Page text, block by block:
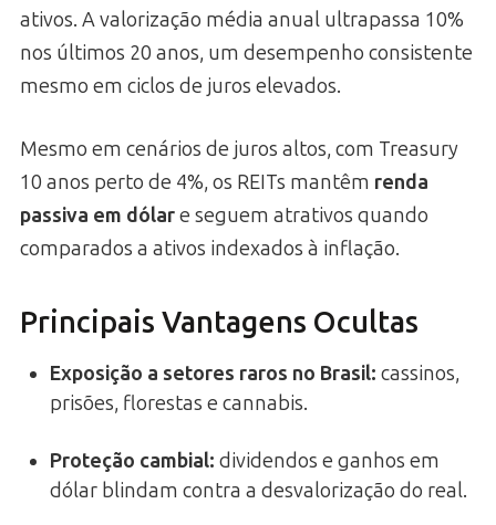
ativos. A valorização média anual ultrapassa 10%
nos últimos 20 anos, um desempenho consistente
mesmo em ciclos de juros elevados.
Mesmo em cenários de juros altos, com Treasury
10 anos perto de 4%, os REITs mantêm renda
passiva em dólare seguem atrativos quando
comparados a ativos indexados à inflação.
Principais Vantagens Ocultas
Exposição a setores raros no Brasil: cassinos,
prisões, florestas e cannabis.
Proteção cambial: dividendos e ganhos em
dólar blindam contra a desvalorização do real.